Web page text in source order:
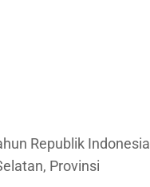
Republik Indonesia
Provinsi